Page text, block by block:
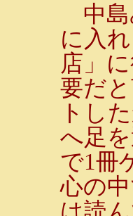
中島
に入
店」
要だ
トし
へ足
で1冊
心の